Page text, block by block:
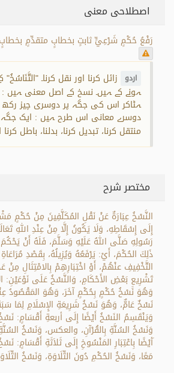
اصطلاحی معنی
رَفْعُ حُكْمٍ شَرْعِيٍّ ثابتٍ بخطابٍ متقدِّمٍ
اردو
زائل کرنا اور نقل کرنا۔
ہونے کے ہیں۔ نسخ کے اصل معنی
ہٹاکر اس کی جگہ پر دوسری چیز رکھ
دوسرے معانی اس طرح ہیں : ایک
منتقل کرنا، تبدیل کرنا، بدلنا، باطل کرنا
مختصر شرح
النَّسْخُ عِبَارَةٌ عَنْ نَقْلِ المُكَلَّفِينَ مِنْ حُكْمٍ
إِلَى إِسْقَاطِهِ، وَلَا يَكُونُ إِلَّا مِنْ عِنْدِ اللهِ
رَسُولِهِ صَلَّى اللهُ عَلَيْهِ وَسَلَّمَ، فَلَهُ أَنْ
ذَلِكَ الحُكْمَ، أَيْ: يَرْفَعُهُ وَيُزِيلُهُ، بِقَصْدِ
التَّخْفِيفِ عنْهُمْ، أَوْ اخْتِبَارِهِمْ بِالامْتِثَالِ مِنْ
تَشْرِيعِ بَعْضِ الأَحْكَامِ، وَالنَّسْخُ عَلَى نَوْعَيْنِ:
وَهُوَ نَسْخُ حُكْمٍ بِحُكْمٍ آخَرَ، وَهُوَ المَقْصُودُ
نَسْخٌ عَامٌّ، وَهُوَ نَسْخُ شَرِيعَةِ الإِسْلَامِ لِمَا
وَيَنْقَسِمُ النَسْخُ أَيْضًا إِلَى أربعةِ أَقْسَامٍ: نَسْخُ
وَنَسْخُ السُنَّةِ بِالقُرْآنِ، والعكس، وَنَسْخُ
َأيْضًا بِاعْتِبَارِ المَنْسُوخِ إِلَى ثَلاَثَةِ أَقْسَامٍ:
مَعًا، وَنَسْخُ الحُكْمِ دُونَ التِّلَاوَةِ، وَنَسْخُ